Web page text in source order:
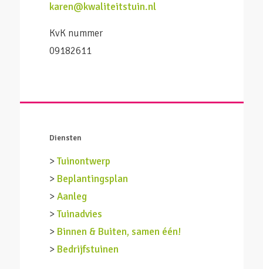
karen@kwaliteitstuin.nl
KvK nummer
09182611
Diensten
>Tuinontwerp
> Beplantingsplan
>Aanleg
>Tuinadvies
> Binnen & Buiten, samen één!
> Bedrijfstuinen